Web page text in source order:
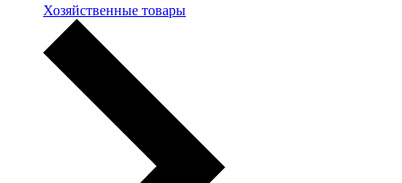
Хозяйственные товары